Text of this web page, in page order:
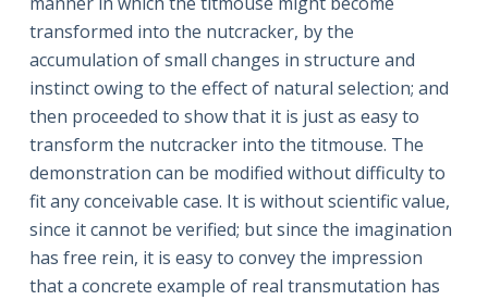
transformed into the nutcracker, by the
accumulation of small changes in structure and
instinct owing to the effect of natural selection; and
then proceeded to show that it is just as easy to
transform the nutcracker into the titmouse. The
demonstration can be modified without difficulty to
fit any conceivable case. It is without scientific value,
since it cannot be verified; but since the imagination
has free rein, it is easy to convey the impression
that a concrete example of real transmutation has